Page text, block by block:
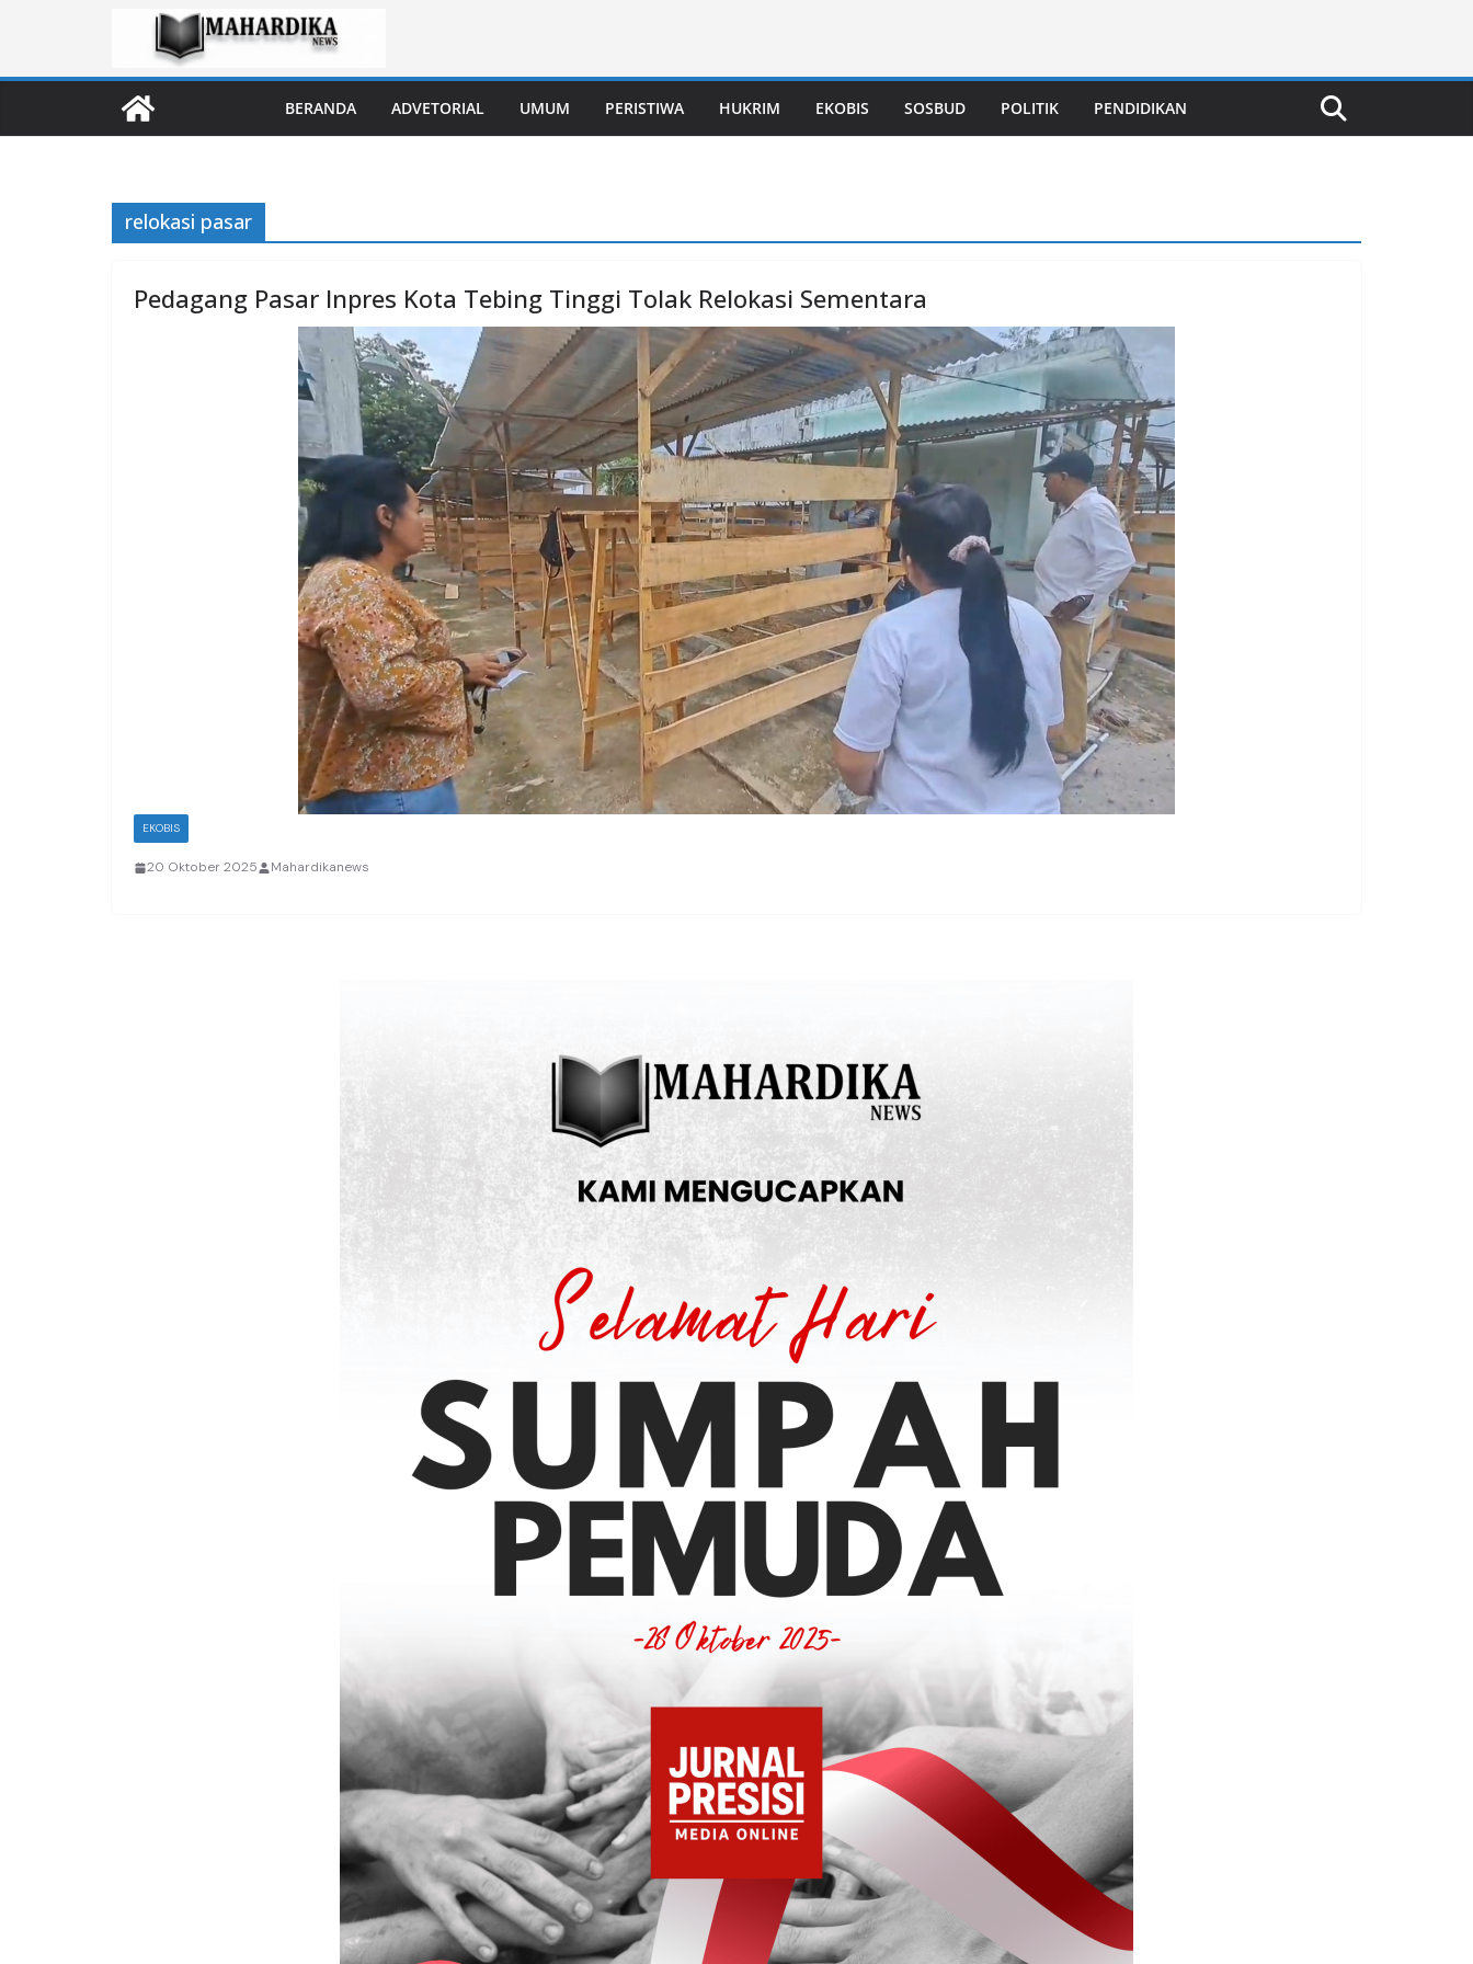
content
BERANDA ADVETORIAL UMUM PERISTIWA HUKRIM EKOBIS SOSBUD POLITIK PENDIDIKAN
relokasi pasar
Pedagang Pasar Inpres Kota Tebing Tinggi Tolak Relokasi Sementara
EKOBIS
20 Oktober 2025 Mahardikanews